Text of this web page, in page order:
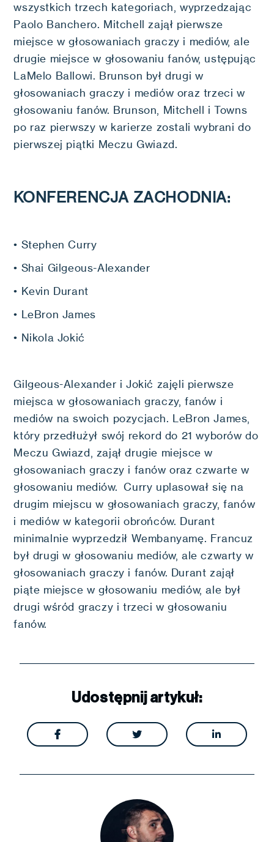
wszystkich trzech kategoriach, wyprzedzając
Paolo Banchero. Mitchell zajął pierwsze
miejsce w głosowaniach graczy i mediów, ale
drugie miejsce w głosowaniu fanów, ustępując
LaMelo Ballowi. Brunson był drugi w
głosowaniach graczy i mediów oraz trzeci w
głosowaniu fanów. Brunson, Mitchell i Towns
po raz pierwszy w karierze zostali wybrani do
pierwszej piątki Meczu Gwiazd.
KONFERENCJA ZACHODNIA:
• Stephen Curry
• Shai Gilgeous-Alexander
• Kevin Durant
• LeBron James
• Nikola Jokić
Gilgeous-Alexander i Jokić zajęli pierwsze
miejsca w głosowaniach graczy, fanów i
mediów na swoich pozycjach. LeBron James,
który przedłużył swój rekord do 21 wyborów do
Meczu Gwiazd, zajął drugie miejsce w
głosowaniach graczy i fanów oraz czwarte w
głosowaniu mediów. Curry uplasował się na
drugim miejscu w głosowaniach graczy, fanów
i mediów w kategorii obrońców. Durant
minimalnie wyprzedził Wembanyamę. Francuz
był drugi w głosowaniu mediów, ale czwarty w
głosowaniach graczy i fanów. Durant zajął
piąte miejsce w głosowaniu mediów, ale był
drugi wśród graczy i trzeci w głosowaniu
fanów.
Udostępnij artykuł:
  